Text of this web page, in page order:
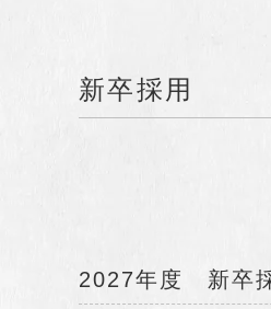
新卒採用
2027年度 新卒